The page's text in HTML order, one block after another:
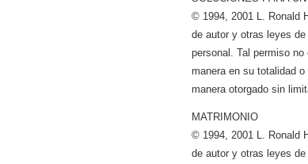
© 1994, 2001 L. Ronald
de autor y otras leyes
personal. Tal permiso
manera en su totalidad
manera otorgado sin
MATRIMONIO
© 1994, 2001 L. Ronald
de autor y otras leyes